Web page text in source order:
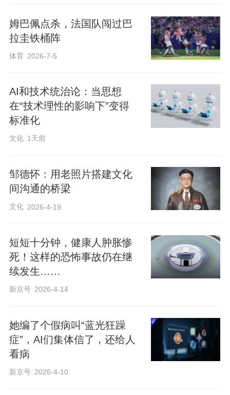
姆巴佩点杀，法国队闯过巴
拉圭铁桶阵
体育 2026-7-5
AI和技术统治论：当思想
在“技术理性的影响下”变得
标准化
文化 1天前
邹德怀：用老照片搭建文化
间沟通的桥梁
文化 2026-4-19
短短十分钟，健康人肿胀惨
死！这样的恐怖事故仍在继
续发生……
新京号 2026-4-14
她编了个假病叫“蓝光狂躁
症”，AI们集体信了，还给人
看病
新京号 2026-4-10